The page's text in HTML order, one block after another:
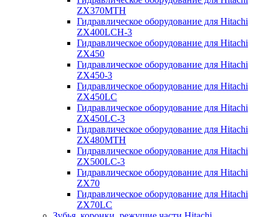
ZX370MTH
Гидравлическое оборудование для Hitachi
ZX400LCH-3
Гидравлическое оборудование для Hitachi
ZX450
Гидравлическое оборудование для Hitachi
ZX450-3
Гидравлическое оборудование для Hitachi
ZX450LC
Гидравлическое оборудование для Hitachi
ZX450LC-3
Гидравлическое оборудование для Hitachi
ZX480MTH
Гидравлическое оборудование для Hitachi
ZX500LC-3
Гидравлическое оборудование для Hitachi
ZX70
Гидравлическое оборудование для Hitachi
ZX70LC